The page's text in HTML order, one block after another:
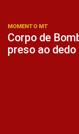
MOMENTO MT
Corpo de
preso ao dedo